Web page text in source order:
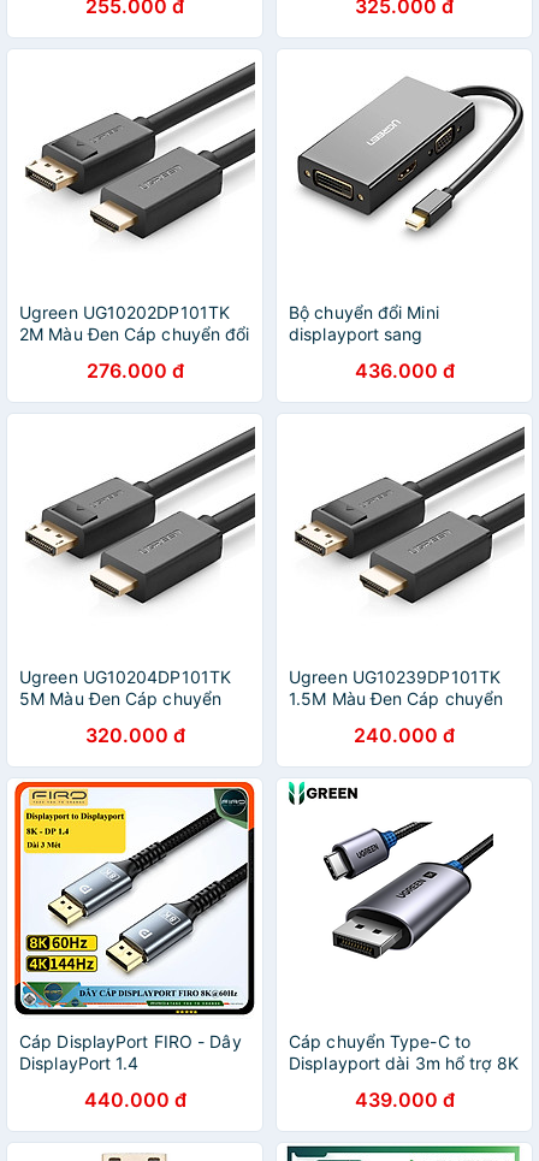
thuần đồng - HÀNG CHÍNH
HÃNG
255.000 đ
thuần đồng - HÀNG CHÍNH
HÃNG
325.000 đ
Ugreen UG10202DP101TK
2M Màu Đen Cáp chuyển đổi
thuần đồng - HÀNG CHÍNH
HÃNG
276.000 đ
Bộ chuyển đổi Mini
displayport sang
Ugreen 20418MD114 Hàng
chính hãng
436.000 đ
Ugreen UG10204DP101TK
5M Màu Đen Cáp chuyển
thuần đồng - HÀNG CHÍNH
HÃNG
320.000 đ
Ugreen UG10239DP101TK
1.5M Màu Đen Cáp chuyển
thuần đồng - HÀNG CHÍNH
HÃNG
240.000 đ
Cáp DisplayPort FIRO - Dây
DisplayPort 1.4
Cáp DP to DP - Dài 3M Lõi
Dù Dùng Cho Tivi / Máy Tính
/ Playstation - Hàng Chính
440.000 đ
Cáp chuyển Type-C to
Displayport dài 3m hổ trợ 8K
439.000 đ